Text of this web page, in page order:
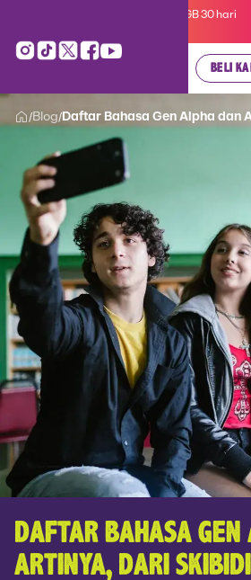
Kartu Perdana AXIS Suka-Suka 3GB 30 hari
BELI
/Blog/ Daftar Bahasa Gen Alpha dan
DAFTAR BAHASA
ARTINYA, DARI